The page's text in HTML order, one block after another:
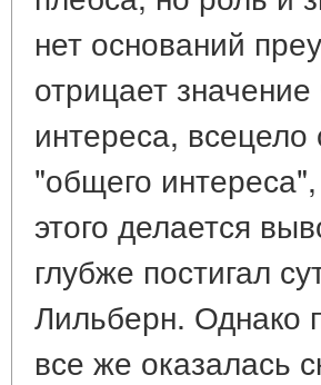
нет оснований
отрицает
интереса,
"общего
этого делается
глубже постигал
Лильберн. Однако
все же оказалась